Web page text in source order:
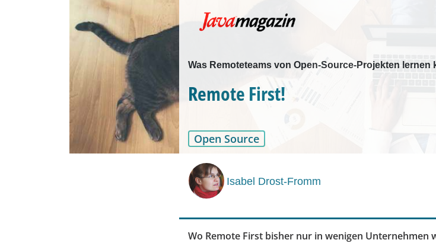
Was Remoteteams von Open-Source-Projekten lernen
Remote First!
Open Source
Isabel Drost-Fromm
Wo Remote First bisher nur in wenigen Unternehmen